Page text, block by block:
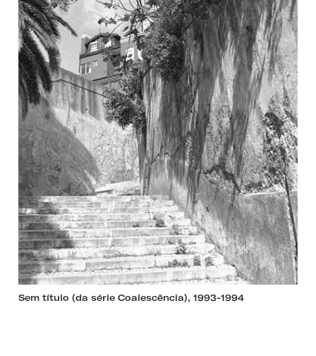
Sem título (da série Coalescência), 1993-1994